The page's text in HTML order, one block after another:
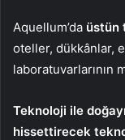
Aquellum’da üstün
oteller, dükkânlar,
laboratuvarlarının
Teknoloji ile
hissettirecek